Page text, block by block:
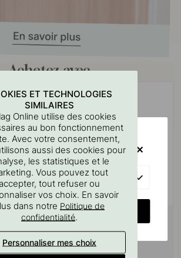
Achetez avec
Gabarit De Perçage Pour
Poignées Et Boutons
7 €
ET TECHNOLOGIES
SIMILAIRES
Online utilise des cookies
au bon fonctionnement
Avec votre consentement,
aussi des cookies pour
les statistiques et le
Vous pouvez tout
accepter, tout refuser ou
vos choix. En savoir
dans notre Politique de
confidentialité.
Personnaliser mes choix
RATHER VISIT?
CHANGE COUNTRY